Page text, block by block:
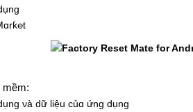
mềm:
νà dữ liệu củɑ ứng dụng